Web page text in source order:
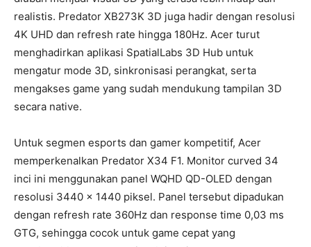
realistis. Predator XB273K 3D juga hadir dengan resolusi
4K UHD dan refresh rate hingga 180Hz. Acer turut
menghadirkan aplikasi SpatialLabs 3D Hub untuk
mengatur mode 3D, sinkronisasi perangkat, serta
mengakses game yang sudah mendukung tampilan 3D
secara native.
Untuk segmen esports dan gamer kompetitif, Acer
memperkenalkan Predator X34 F1. Monitor curved 34
inci ini menggunakan panel WQHD QD-OLED dengan
resolusi 3440 x 1440 piksel. Panel tersebut dipadukan
dengan refresh rate 360Hz dan response time 0,03 ms
GTG, sehingga cocok untuk game cepat yang